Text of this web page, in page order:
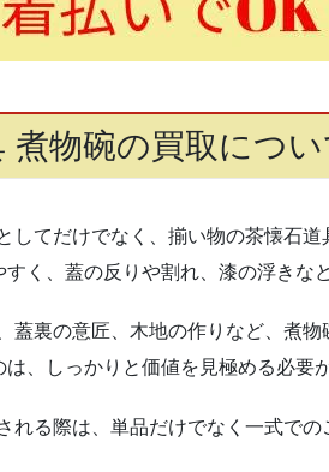
煮物碗の買取につい
してだけでなく、揃い物の茶懐石
く、蓋の反りや割れ、漆の浮きな
蓋裏の意匠、木地の作りなど、煮
、しっかりと価値を見極める必要
れる際は、単品だけでなく一式で